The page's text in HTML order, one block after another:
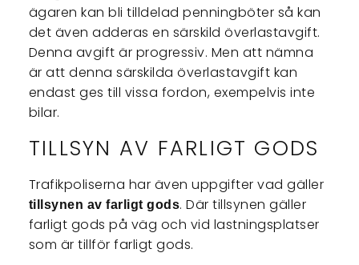
ägaren kan bli tilldelad penningböter så kan
det även adderas en särskild överlastavgift.
Denna avgift är progressiv. Men att nämna
är att denna särskilda överlastavgift kan
endast ges till vissa fordon, exempelvis inte
bilar.
TILLSYN AV FARLIGT GODS
Trafikpoliserna har även uppgifter vad gäller
tillsynen av farligt gods. Där tillsynen gäller
farligt gods på väg och vid lastningsplatser
som är tillför farligt gods.